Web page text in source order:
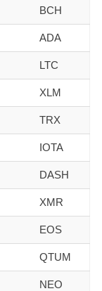
BCH
ADA
LTC
XLM
TRX
IOTA
DASH
XMR
EOS
QTUM
NEO